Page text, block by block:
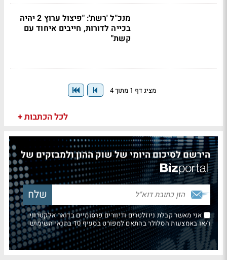
מנכ"ל 'רשת': "פיצול ערוץ 2 יהיה
בכייה לדורות, חייבים איחוד עם
קשת"
מציג דף 1 מתוך 4
לכל הכתבות +
הירשם לסיכום היומי של שוק ההון ולמבזקים של
אני מאשר קבלת ניוזלטרים ודיוורים פרסומיים בדואר אלקטרוני
ו/או באמצעות הסלולר בהתאם למפורט בסעיף 10 בתנאי השימוש